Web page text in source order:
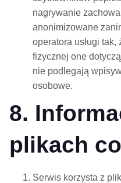
nagrywanie
anonimizowane
operatora usługi
fizycznej one
nie podlegają
osobowe.
8.
plikach
Serwis korzysta z